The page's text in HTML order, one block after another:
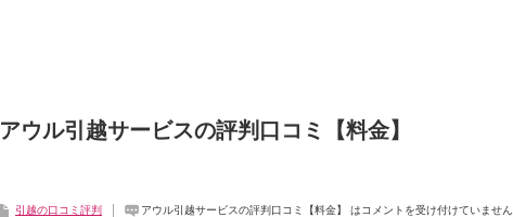
アウル引越サービスの評判口コミ【料金】
引越の口コミ評判 アウル引越サービスの評判口コミ【料金】 はコメントを受け付けていません